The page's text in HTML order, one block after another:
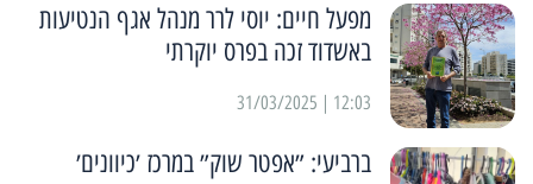
מפעל חיים: יוסי לרר מנהל אגף הנטיעות
באשדוד זכה בפרס יוקרתי
12:03 | 31/03/2025
ברביעי: ״אפטר שוק״ במרכז ׳כיוונים׳